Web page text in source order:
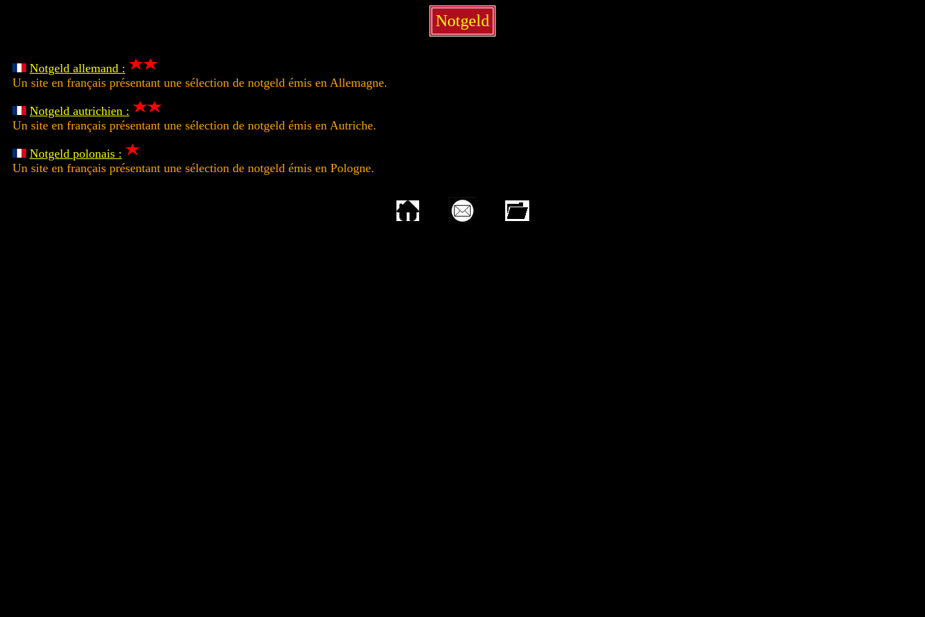
Notgeld
Notgeld allemand :
Un site en français présentant une sélection de notgeld émis en Allemagne.
Notgeld autrichien :
Un site en français présentant une sélection de notgeld émis en Autriche.
Notgeld polonais :
Un site en français présentant une sélection de notgeld émis en Pologne.